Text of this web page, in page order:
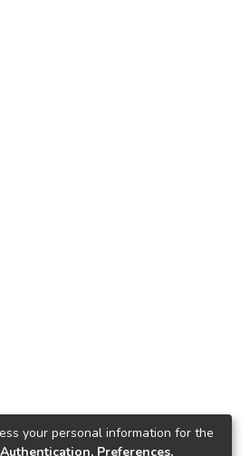
your personal information for the
Authentication, Preferences,